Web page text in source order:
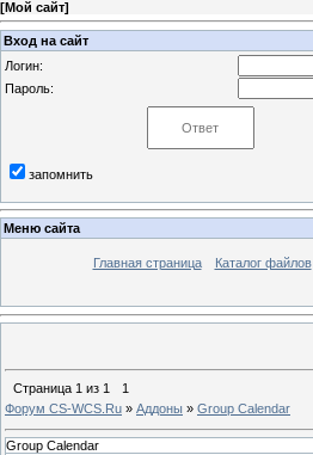
[Мой сайт]
Вход на сайт
Логин:
Пароль:
запомнить
Меню сайта
Главная страница Каталог файлов
Страница 1 из 1
1
Форум CS-WCS.Ru » Аддоны » Group Calendar
Group Calendar